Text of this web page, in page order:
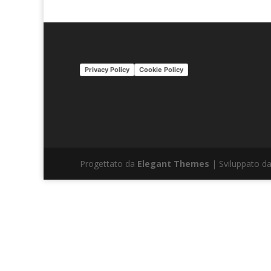
Privacy Policy Cookie Policy
Progettato da Elegant Themes | Sviluppato da